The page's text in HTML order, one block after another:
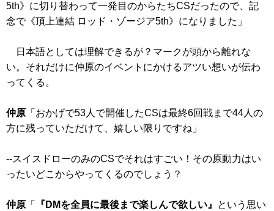
5th》 に切り替わって一発目のからたちCSだったので、記
念で《頂上連結 ロッド・ゾージア5th》 になりました」
日本語としては理解できるが？マークが頭から離れな
い。それだけに仲原のイベントにかけるアツい想いが伝わ
ってくる。
仲原 「おかげで53人で開催したCSは最終6回戦まで44人の
方に残っていただけて、嬉しい限りですね」
--スイスドローのみのCSでそれはすごい！その原動力はい
ったいどこからやってくるのでしょう？
仲原 「 『DMを全員に最後まで楽しんで欲しい』
という思い